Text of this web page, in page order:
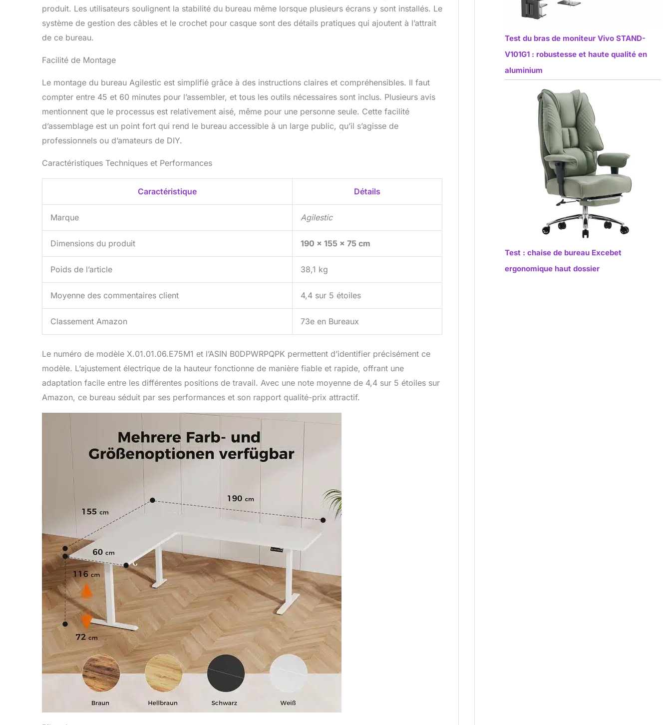
produit. Les utilisateurs soulignent la stabilité du bureau même lorsque plusieurs écrans y sont installés. Le
système de gestion des câbles et le crochet pour casque sont des détails pratiques qui ajoutent à l’attrait
de ce bureau.
Facilité de Montage
Le montage du bureau Agilestic est simplifié grâce à des instructions claires et compréhensibles. Il faut
compter entre 45 et 60 minutes pour l’assembler, et tous les outils nécessaires sont inclus. Plusieurs avis
mentionnent que le processus est relativement aisé, même pour une personne seule. Cette facilité
d’assemblage est un point fort qui rend le bureau accessible à un large public, qu’il s’agisse de
professionnels ou d’amateurs de DIY.
Caractéristiques Techniques et Performances
Caractéristique Détails
Marque Agilestic
Dimensions du produit 190 x 155 x 75 cm
Poids de l’article 38,1 kg
Moyenne des commentaires client 4,4 sur 5 étoiles
Classement Amazon 73e en Bureaux
Le numéro de modèle X.01.01.06.E75M1 et l’ASIN B0DPWRPQPK permettent d’identifier précisément ce
modèle. L’ajustement électrique de la hauteur fonctionne de manière fiable et rapide, offrant une
adaptation facile entre les différentes positions de travail. Avec une note moyenne de 4,4 sur 5 étoiles sur
Amazon, ce bureau séduit par ses performances et son rapport qualité-prix attractif.
Test du bras de moniteur Vivo STAND-
V101G1 : robustesse et haute qualité en
aluminium
Test : chaise de bureau Excebet
ergonomique haut dossier